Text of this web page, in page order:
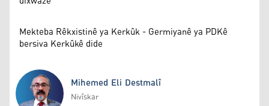
Mekteba Rêkxistinê ya Kerkûk - Germiyanê ya PDKê
bersiva Kerkûkê dide
Mihemed Eli Destmalî
Nivîskar